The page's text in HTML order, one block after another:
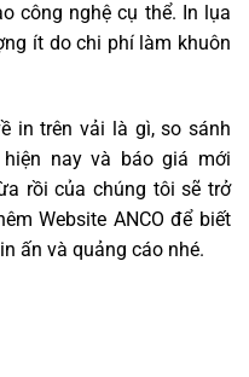
công nghệ cụ thể. In lụa
ít do chi phí làm khuôn
in trên vải là gì, so sánh
nay và báo giá mới
rồi của chúng tôi sẽ trở
Website ANCO để biết
ấn và quảng cáo nhé.